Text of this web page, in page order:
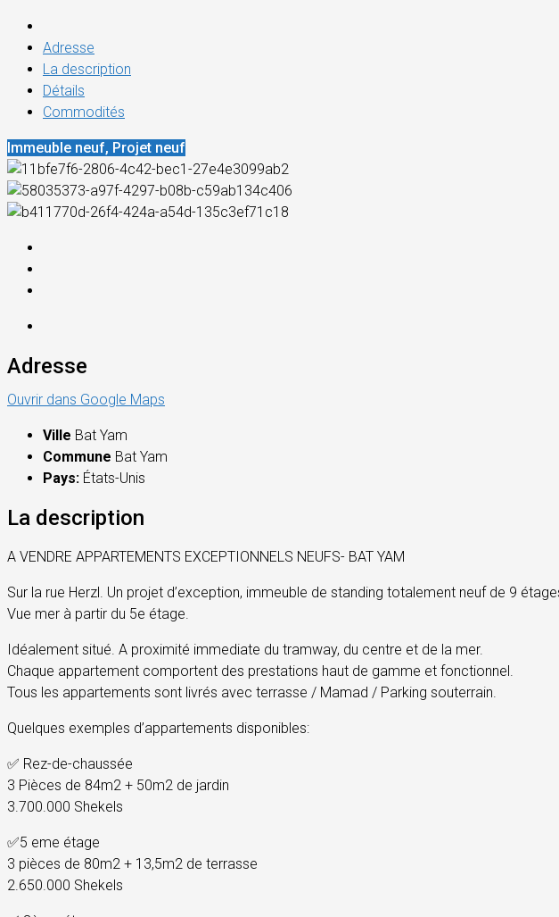
Adresse
La description
Détails
Commodités
Immeuble neuf, Projet neuf
Adresse
Ouvrir dans Google Maps
Ville Bat Yam
Commune Bat Yam
Pays: États-Unis
La description
A VENDRE APPARTEMENTS EXCEPTIONNELS NEUFS- BAT YAM
Sur la rue Herzl. Un projet d’exception, immeuble de standing totalement neuf de 9
Vue mer à partir du 5e étage.
Idéalement situé. A proximité immediate du tramway, du centre et de la mer.
Chaque appartement comportent des prestations haut de gamme et fonctionnel.
Tous les appartements sont livrés avec terrasse / Mamad / Parking souterrain.
Quelques exemples d’appartements disponibles:
✅ Rez-de-chaussée
3 Pièces de 84m2 + 50m2 de jardin
3.700.000 Shekels
✅5 eme étage
3 pièces de 80m2 + 13,5m2 de terrasse
2.650.000 Shekels